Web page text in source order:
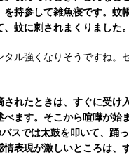
持参して雑魚寝です。蚊
蚊に刺されまくりました。
ル強くなりそうですね。
れたときは、すぐに受け
ます。そこから喧嘩が始
スでは太鼓を叩いて、踊
表現が激しいところは、